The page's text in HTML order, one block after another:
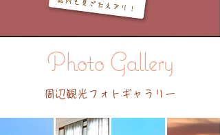
Photo Gallery
周辺観光フォトギャラリー